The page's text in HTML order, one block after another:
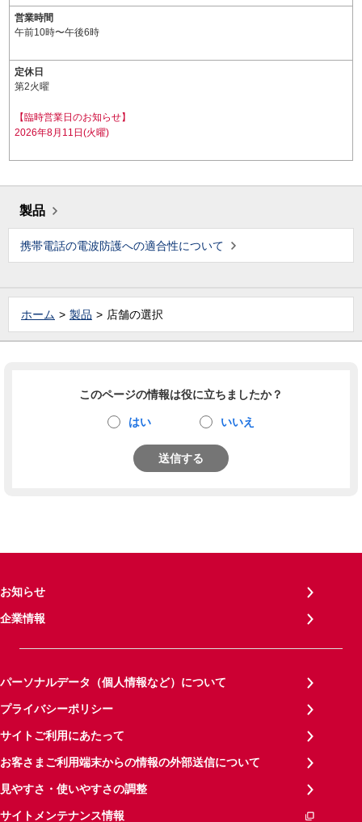
営業時間
午前10時〜午後6時
定休日
第2火曜
【臨時営業日のお知らせ】
2026年8月11日(火曜)
製品
携帯電話の電波防護への適合性について
ホーム 製品 店舗の選択
このページの情報は役に立ちましたか？
はい いいえ
送信する
お知らせ
企業情報
パーソナルデータ（個人情報など）について
プライバシーポリシー
サイトご利用にあたって
お客さまご利用端末からの情報の外部送信について
見やすさ・使いやすさの調整
サイトメンテナンス情報